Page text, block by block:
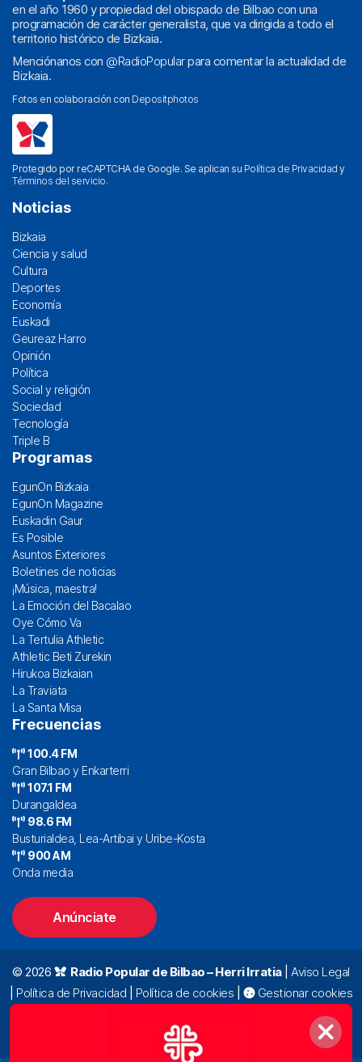
en el año 1960 y propiedad del obispado de Bilbao con una
programación de carácter generalista, que va dirigida a todo el
territorio histórico de Bizkaia.
Menciónanos con @RadioPopularpara comentar la actualidad de
Bizkaia.
Fotos en colaboración con Depositphotos
Protegido por reCAPTCHA de Google. Se aplican su Política de Privacidad y
Términos del servicio.
Noticias
Bizkaia
Ciencia y salud
Cultura
Deportes
Economía
Euskadi
Geureaz Harro
Opinión
Política
Social y religión
Sociedad
Tecnología
Triple B
Programas
EgunOn Bizkaia
EgunOn Magazine
Euskadin Gaur
Es Posible
Asuntos Exteriores
Boletines de noticias
¡Música, maestra!
La Emoción del Bacalao
Oye Cómo Va
La Tertulia Athletic
Athletic Beti Zurekin
Hirukoa Bizkaian
La Traviata
La Santa Misa
Frecuencias
100.4 FM
Gran Bilbao y Enkarterri
107.1 FM
Durangaldea
98.6 FM
Busturialdea, Lea-Artibai y Uribe-Kosta
900 AM
Onda media
Anúnciate
© 2026 Radio Popular de Bilbao – Herri Irratia| Aviso Legal
Política de Privacidad Política de cookies
Gestionar cookies
94 423 92 00|
oyentes@radiopopular.com